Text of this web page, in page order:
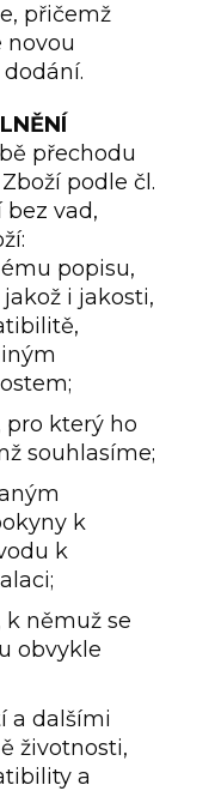
přičemž
novou
přechodu
podle čl.
vad,
popisu,
i jakosti,
pro který ho
souhlasíme;
k
k
k němuž se
obvykle
a dalšími
životnosti,
a